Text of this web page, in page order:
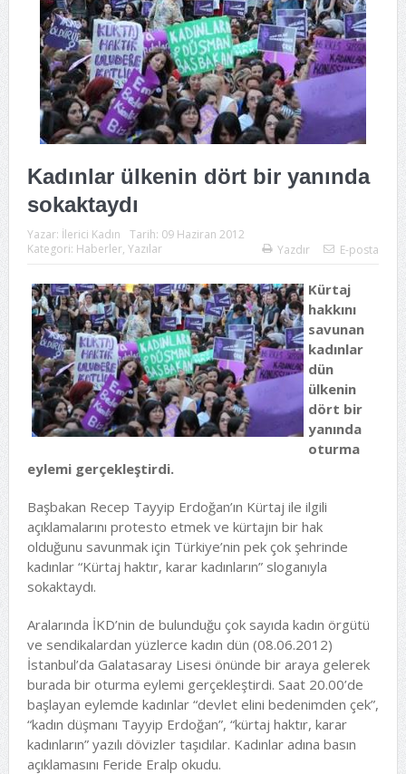
Kadınlar ülkenin dört bir yanında
sokaktaydı
Yazar: İlerici Kadın Tarih: 09 Haziran 2012
Kategori: Haberler, Yazılar Yazdır E-posta
Kürtaj
hakkını
savunan
kadınlar
dün
ülkenin
dört bir
yanında
oturma
eylemi gerçekleştirdi.
Başbakan Recep Tayyip Erdoğan’ın Kürtaj ile ilgili
açıklamalarını protesto etmek ve kürtajın bir hak
olduğunu savunmak için Türkiye’nin pek çok şehrinde
kadınlar “Kürtaj haktır, karar kadınların” sloganıyla
sokaktaydı.
Aralarında İKD’nin de bulunduğu çok sayıda kadın örgütü
ve sendikalardan yüzlerce kadın dün (08.06.2012)
İstanbul’da Galatasaray Lisesi önünde bir araya gelerek
burada bir oturma eylemi gerçekleştirdi. Saat 20.00’de
başlayan eylemde kadınlar “devlet elini bedenimden çek”,
“kadın düşmanı Tayyip Erdoğan”, “kürtaj haktır, karar
kadınların” yazılı dövizler taşıdılar. Kadınlar adına basın
açıklamasını Feride Eralp okudu.